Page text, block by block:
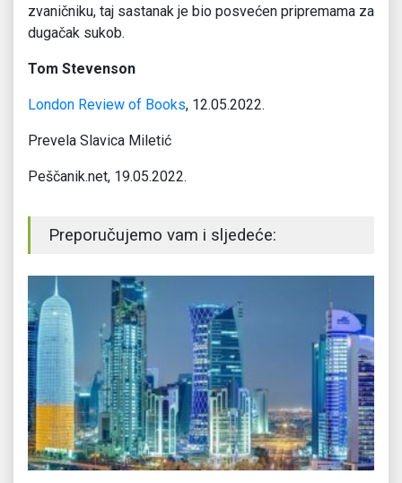
zvaničniku, taj sastanak je bio posvećen pripremama za
dugačak sukob.
Tom Stevenson
London Review of Books, 12.05.2022.
Prevela Slavica Miletić
Peščanik.net, 19.05.2022.
Preporučujemo vam i sljedeće: